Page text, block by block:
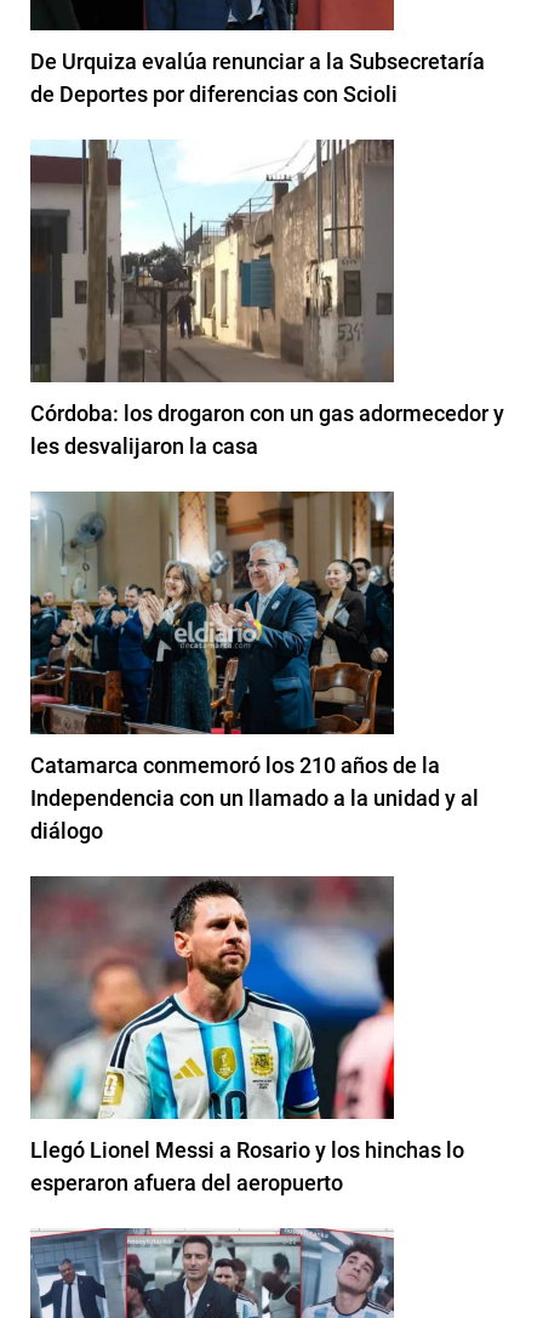
De Urquiza evalúa renunciar a la Subsecretaría
de Deportes por diferencias con Scioli
Córdoba: los drogaron con un gas adormecedor y
les desvalijaron la casa
Catamarca conmemoró los 210 años de la
Independencia con un llamado a la unidad y al
diálogo
Llegó Lionel Messi a Rosario y los hinchas lo
esperaron afuera del aeropuerto